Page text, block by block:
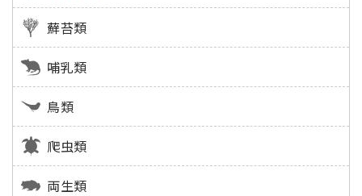
蘚苔類
哺乳類
鳥類
爬虫類
両生類